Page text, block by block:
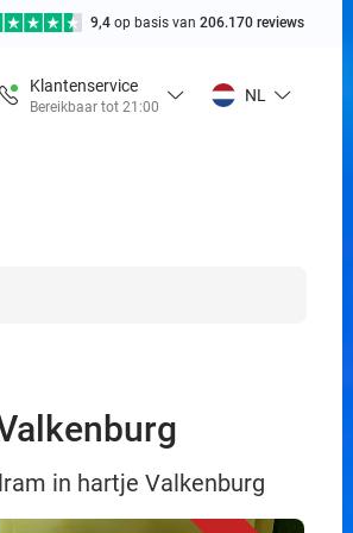
9,4 op basis van 206.170 reviews
Klantenservice
Bereikbaar tot 21:00
NL
in hartje Valkenburg